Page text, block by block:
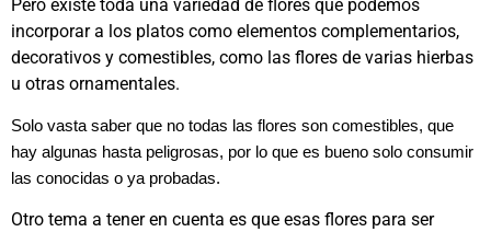
Pero existe toda una variedad de flores que podemos
incorporar a los platos como elementos complementarios,
decorativos y comestibles, como las flores de varias hierbas
u otras ornamentales.
Solo vasta saber que no todas las flores son comestibles, que
hay algunas hasta peligrosas, por lo que es bueno solo consumir
las conocidas o ya probadas.
Otro tema a tener en cuenta es que esas flores para ser